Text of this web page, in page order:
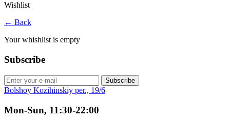
Wishlist
← Back
Your whishlist is empty
Subscribe
Subscribe
Bolshoy Kozihinskiy per., 19/6
Mon-Sun, 11:30-22:00